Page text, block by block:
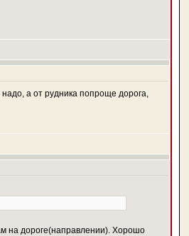
а от рудника попроще дорога,
на дороге(направлении). Хорошо